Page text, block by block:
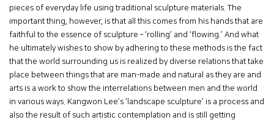
pieces of everyday life using traditional sculpture materials. The
important thing, however, is that all this comes from his hands that are
faithful to the essence of sculpture – ‘rolling’ and ‘flowing.’ And what
he ultimately wishes to show by adhering to these methods is the fact
that the world surrounding us is realized by diverse relations that take
place between things that are man-made and natural as they are and
arts is a work to show the interrelations between men and the world
in various ways. Kangwon Lee’s ‘landscape sculpture’ is a process and
also the result of such artistic contemplation and is still getting